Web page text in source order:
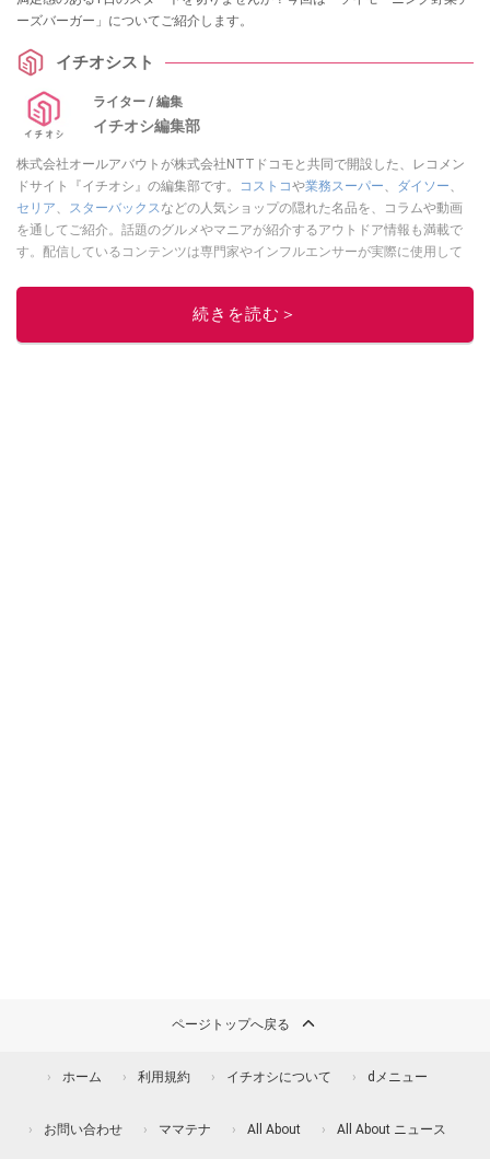
ーズバーガー」についてご紹介します。
イチオシスト
ライター / 編集
イチオシ編集部
株式会社オールアバウトが株式会社NTTドコモと共同で開設した、レコメン
ドサイト『イチオシ』の編集部です。
コストコや業務スーパー、 ダイソー、
セリア、 スターバックスなどの人気ショップの隠れた名品を、コラムや動画
を通してご紹介。話題のグルメやマニアが紹介するアウトドア情報も満載で
す。配信しているコンテンツは専門家やインフルエンサーが実際に使用して
ニュースでフォロー
続きを読む＞
ページトップへ戻る
ホーム 利用規約 イチオシについて dメニュー
お問い合わせ ママテナ All About All About ニュース